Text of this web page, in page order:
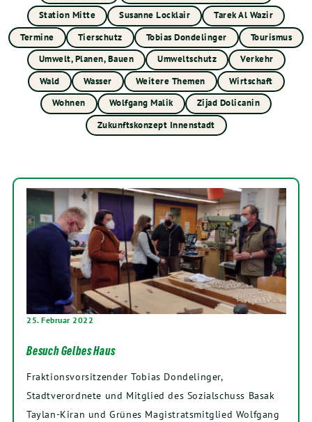
Station Mitte
Susanne Locklair
Tarek Al Wazir
Termine
Tierschutz Tobias Dondelinger
Tourismus
Umwelt, Planen, Bauen
Umweltschutz
Verkehr
Wald
Wasser Weitere Themen
Wirtschaft
Wohnen
Wolfgang Malik
Zijad Dolicanin
Zukunftskonzept Innenstadt
25. Februar 2022
Besuch Gelbes Haus
Fraktionsvorsitzender Tobias Dondelinger,
Stadtverordnete und Mitglied des Sozialschuss Basak
Taylan-Kiran und Grünes Magistratsmitglied Wolfgang